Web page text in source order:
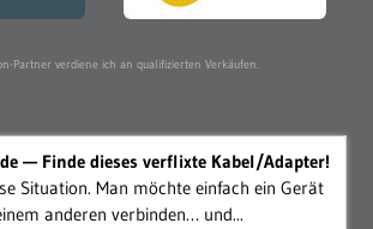
Partner verdiene ich an qualifizierten Verkäufen.
— Finde dieses verflixte Kabel/Adapter!
Situation. Man möchte einfach ein Gerät
anderen verbinden… und...